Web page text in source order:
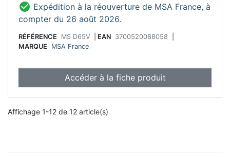
 Expédition à la réouverture de MSA France, à
compter du 26 août 2026.
RÉFÉRENCE MS D65V EAN 3700520088058
MARQUE
MSA France
Accéder à la fiche produit
Affichage 1-12 de 12 article(s)